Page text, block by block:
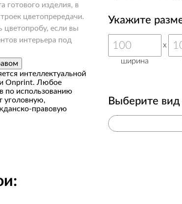
готового изделия, в
цветопрередачи.
цветопробу, если вы
интерьера под
интеллектуальной
Onprint. Любое
по использованию
уголовную,
правовую
Укажите
ширина
x
Выберите вид